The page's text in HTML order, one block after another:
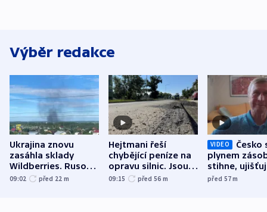
Výběr redakce
Ukrajina znovu
zasáhla sklady
Wildberries. Rusové
útočili v Charkovské
09:02 před 22 m
Hejtmani řeší
chybějící peníze na
opravu silnic. Jsou
nenárokové, namítá
09:15 před 56 m
VIDEO
Česko
plynem
stihne,
expert.
před 57m